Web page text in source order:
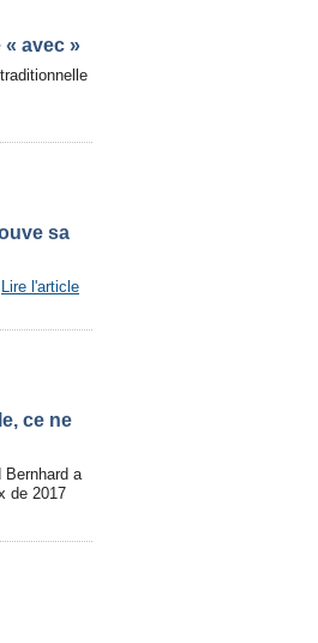
avec »
sa
Lire l'article
ce ne
a
de 2017